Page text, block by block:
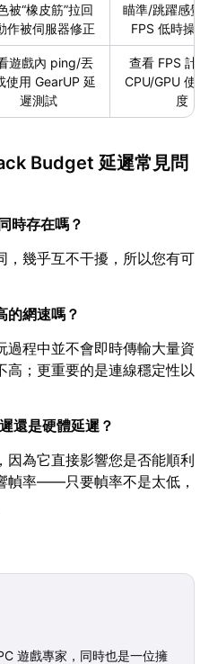
被“橡皮筋”拉回
作被伺服器修正
瞄準/跳躍感覺
FPS 低時操
遊戲內 ping/丟
使用 GearUP 延
遲測試
查看 FPS 計
CPU/GPU 使
度
Budget 延遲常見問
時存在嗎？
幾乎互不干擾，所以您有可
網速嗎？
過程中並不會即時傳輸大量資
；更重要的是連線穩定性以
還是硬體延遲？
因為它直接影響您是否能順利
幀率——只要幀率不是太低，
遊戲專家，同時也是一位擁